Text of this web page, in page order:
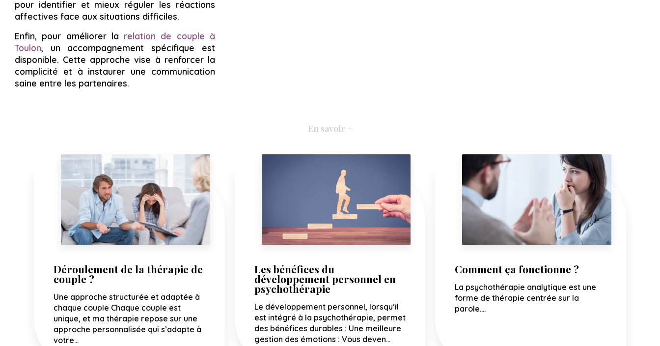
pour identifier et mieux réguler les réactions
affectives face aux situations difficiles.
Enfin, pour améliorer la relation de couple à
Toulon, un accompagnement spécifique est
disponible. Cette approche vise à renforcer la
complicité et à instaurer une communication
saine entre les partenaires.
En savoir +
Déroulement de la thérapie de
couple ?
Une approche structurée et adaptée à
chaque couple Chaque couple est
unique, et ma thérapie repose sur une
approche personnalisée qui s’adapte à
votre...
Les bénéfices du
développement personnel en
psychothérapie
Le développement personnel, lorsqu’il
est intégré à la psychothérapie, permet
des bénéfices durables : Une meilleure
gestion des émotions : Vous deven...
Comment ça fonctionne ?
La psychothérapie analytique est une
forme de thérapie centrée sur la
parole....